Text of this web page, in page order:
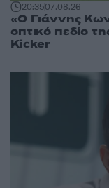
20:3507.08.26
«Ο Γιάννης
οπτικό πεδίο
Kicker